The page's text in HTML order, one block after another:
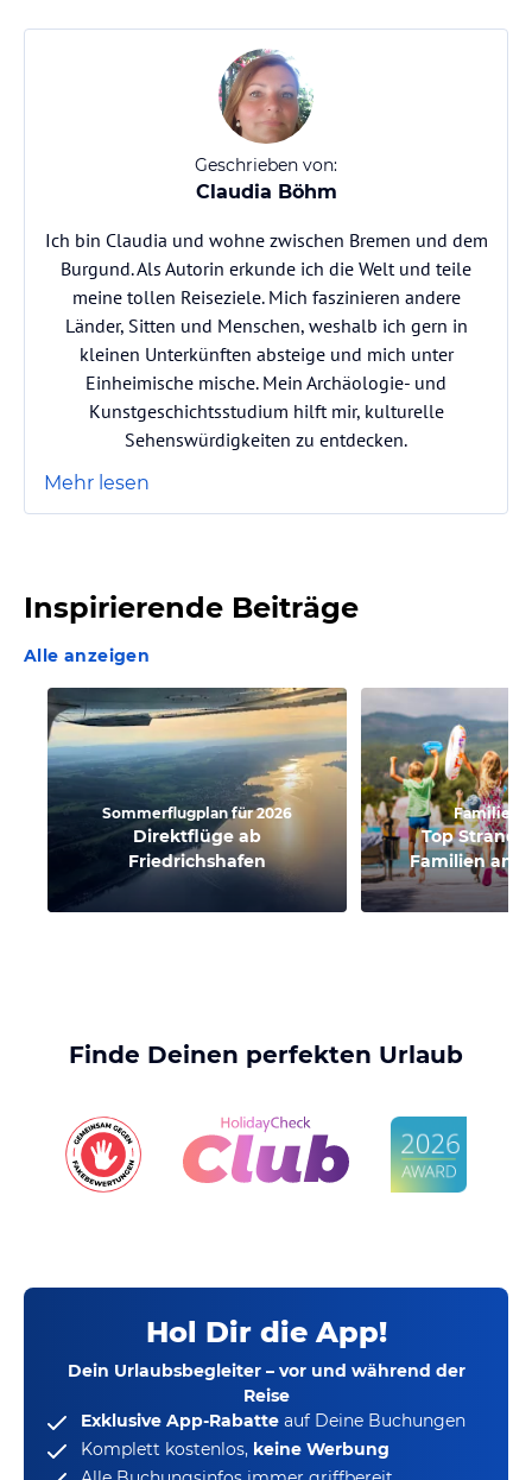
Geschrieben von:
Claudia Böhm
Ich bin Claudia und wohne zwischen Bremen und dem
Burgund. Als Autorin erkunde ich die Welt und teile
meine tollen Reiseziele. Mich faszinieren andere
Länder, Sitten und Menschen, weshalb ich gern in
kleinen Unterkünften absteige und mich unter
Einheimische mische. Mein Archäologie- und
Kunstgeschichtsstudium hilft mir, kulturelle
Sehenswürdigkeiten zu entdecken.
Mehr lesen
Inspirierende Beiträge
Alle anzeigen
Sommerflugplan für 2026
Direktflüge ab
Friedrichshafen
Top
Familien am
Finde Deinen perfekten Urlaub
Hol Dir die App!
Dein Urlaubsbegleiter – vor und während der
Reise
Exklusive App-Rabatte auf Deine Buchungen
Komplett kostenlos, keine Werbung